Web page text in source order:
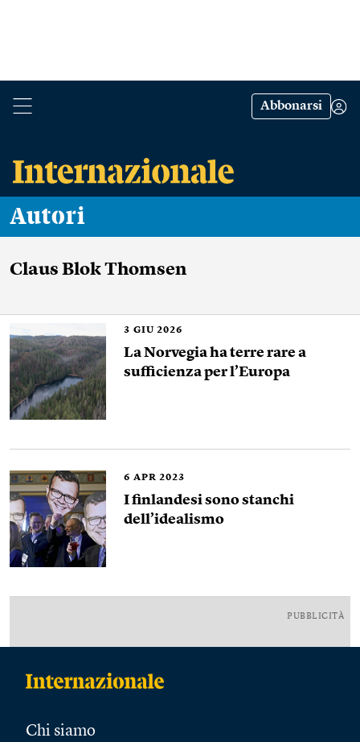
Abbonarsi
Autori
Claus Blok Thomsen
3 GIU 2026
La Norvegia ha terre rare a
sufficienza per l’Europa
6 APR 2023
I finlandesi sono stanchi
dell’idealismo
PUBBLICITÀ
Chi siamo